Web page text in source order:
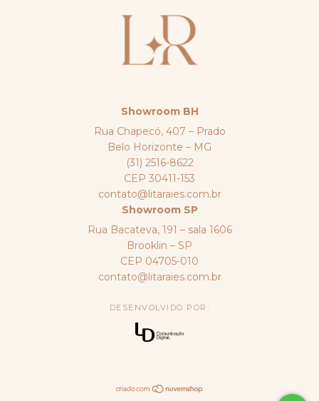
Showroom BH
Rua Chapecó, 407 – Prado
Belo Horizonte – MG
(31) 2516-8622
CEP 30411-153
contato@litaraies.com.br
Showroom SP
Rua Bacateva, 191 – sala 1606
Brooklin – SP
CEP 04705-010
contato@litaraies.com.br
DESENVOLVIDO POR: